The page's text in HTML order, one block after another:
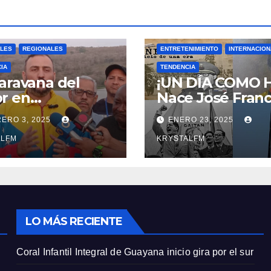
REGIONALES
del
en
3, 2025
ENTRETENIMIENTO
TENDENCIA
¡UN DÍA COMO
Nace José
Bermúdez ||
Jorge Eliecer
||
Marcos Pérez
Alfonso
#23ENE
ENERO 23, 2025
KRYSTALFM
LO MÁS RECIENTE
Coral Infantil Integral de Guayana inicio gira por el sur